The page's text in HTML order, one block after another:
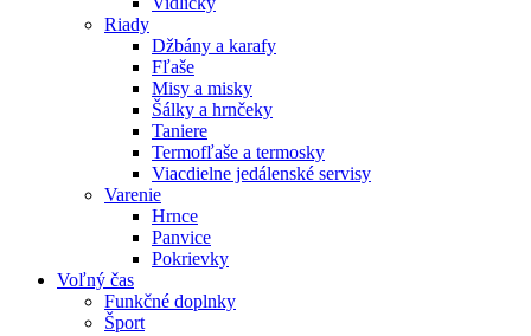
Riady
Džbány a karafy
Fľaše
Misy a misky
Šálky a hrnčeky
Taniere
Termofľaše a termosky
Viacdielne jedálenské servisy
Varenie
Hrnce
Panvice
Pokrievky
Voľný čas
Funkčné doplnky
Šport